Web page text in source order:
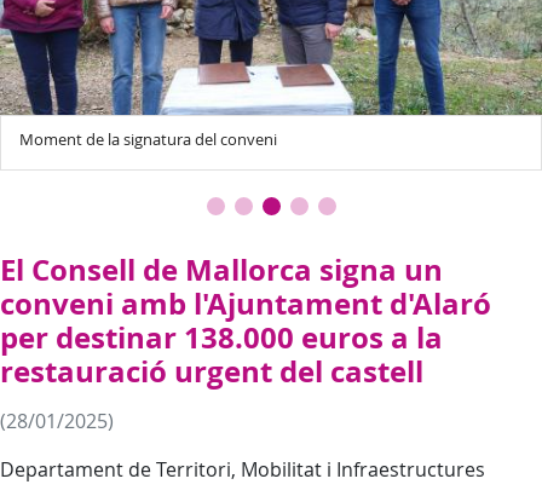
Moment de la signatura del conveni
El Consell de Mallorca signa un
conveni amb l'Ajuntament d'Alaró
per destinar 138.000 euros a la
restauració urgent del castell
(28/01/2025)
Departament de Territori, Mobilitat i Infraestructures